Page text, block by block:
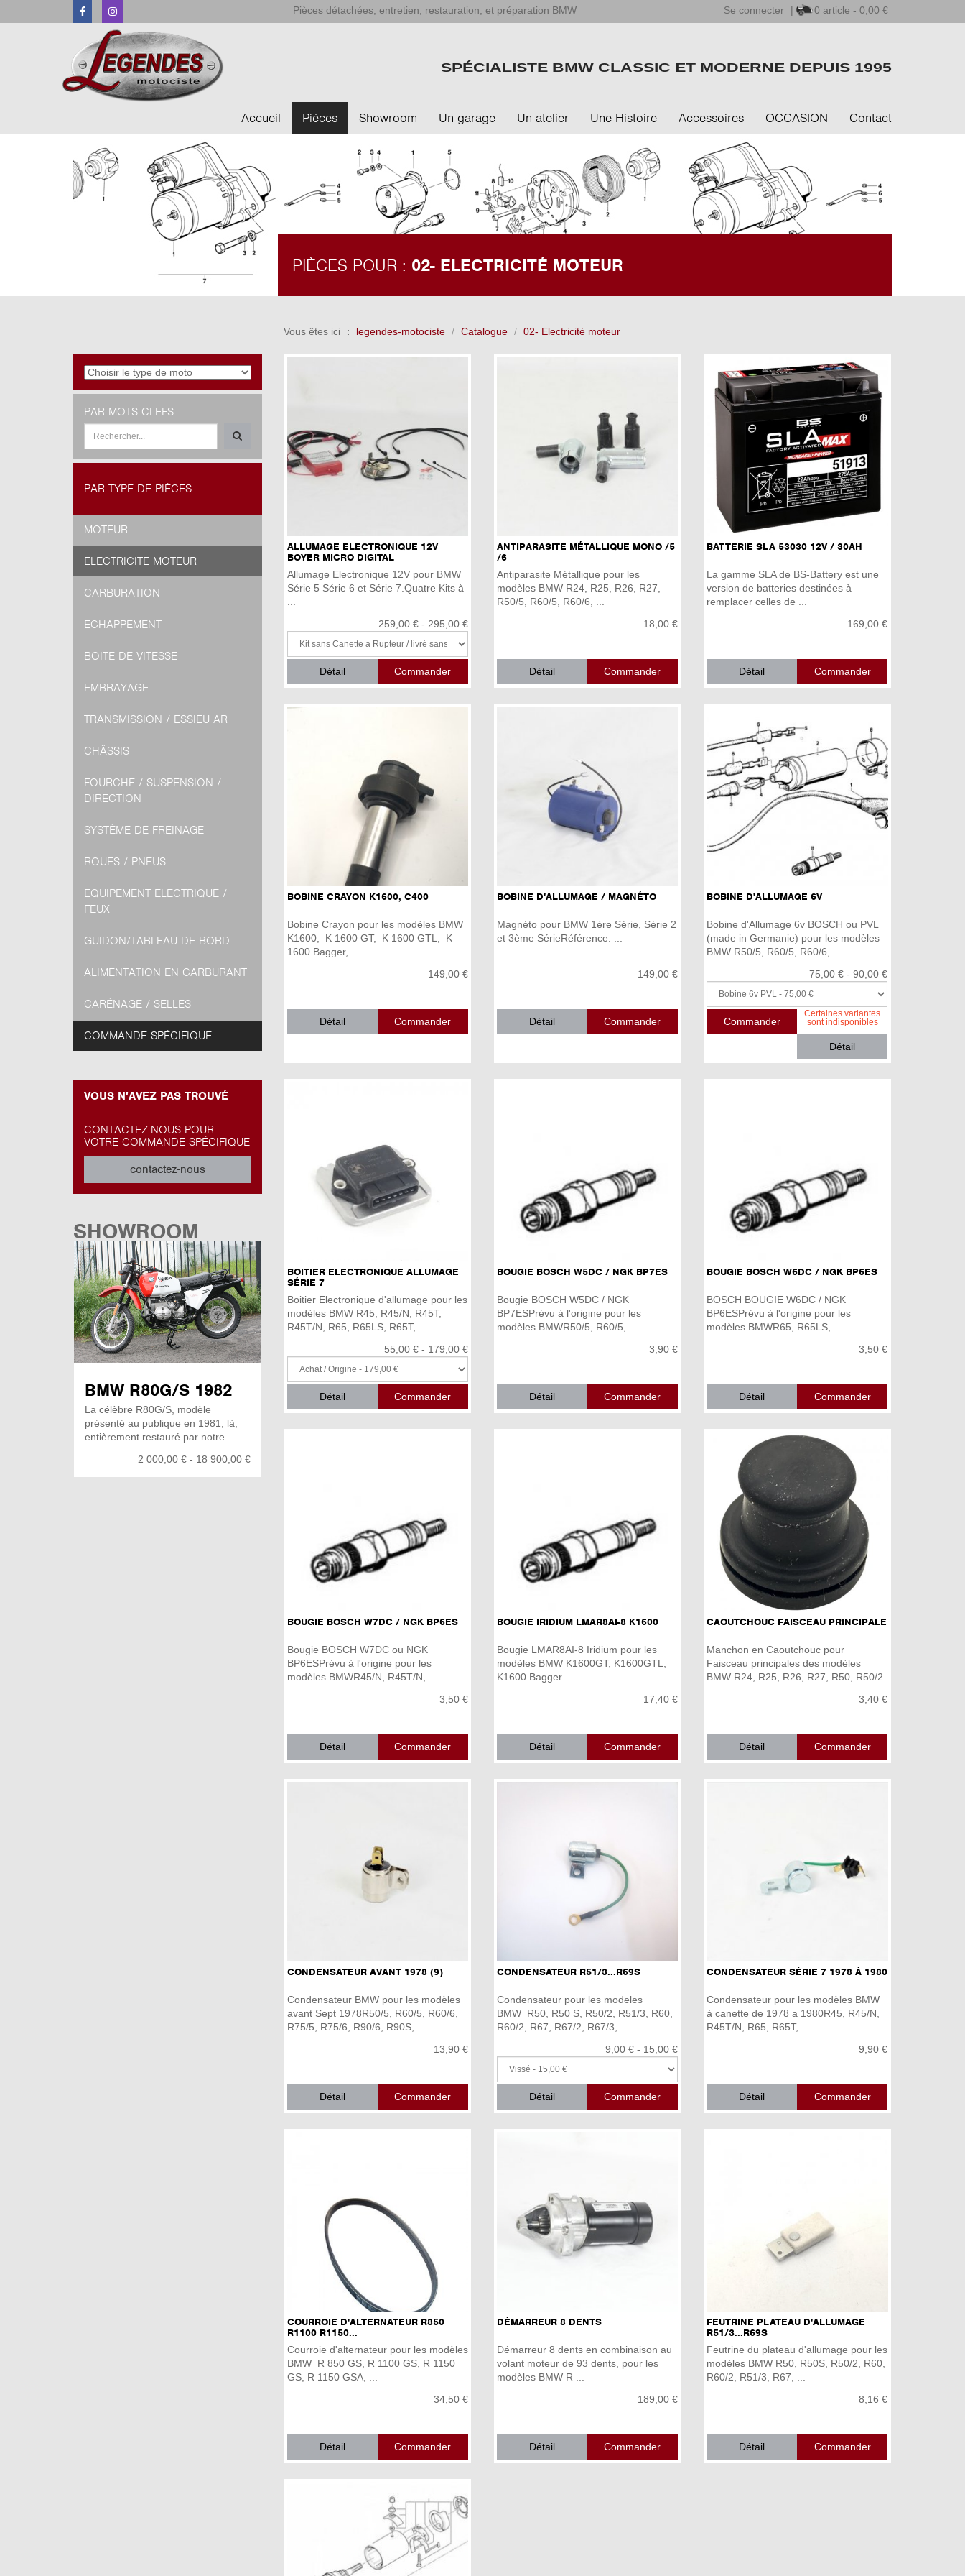
FacebookInstagram Pièces détachées, entretien, restauration, et préparation BMW Se connecter | 0 article - 0,00 €
SPÉCIALISTE BMW CLASSIC ET MODERNE DEPUIS 1995
Accueil Pièces Showroom Un garage Un atelier Une Histoire Accessoires OCCASION Contact
PIÈCES POUR : 02- ELECTRICITÉ MOTEUR
Vous êtes ici legendes-motociste Catalogue 02- Electricité moteur
ALLUMAGE ELECTRONIQUE 12V
BOYER MICRO DIGITAL
Allumage Electronique 12V pour BMW
Série 5 Série 6 et Série 7.Quatre Kits à
259,00 € - 295,00 €
Détail
ANTIPARASITE MÉTALLIQUE MONO /5
/6
Antiparasite Métallique pour les
modèles BMW R24, R25, R26, R27,
R50/5, R60/5, R60/6, ...
18,00 €
Détail
BATTERIE SLA 53030 12V / 30AH
La gamme SLA de BS-Battery est une
version de batteries destinées à
remplacer celles de ...
169,00 €
Détail
BOBINE CRAYON K1600, C400
Bobine Crayon pour les modèles BMW
K1600, K 1600 GT, K 1600 GTL, K
1600 Bagger, ...
149,00 €
Détail
BOBINE D'ALLUMAGE / MAGNÉTO
Magnéto pour BMW 1ère Série, Série 2
et 3ème SérieRéférence: ...
149,00 €
Détail
BOBINE D'ALLUMAGE 6V
Bobine d'Allumage 6v BOSCH ou PVL
(made in Germanie) pour les modèles
BMW R50/5, R60/5, R60/6, ...
75,00 € - 90,00 €
Certaines variantes
sont indisponibles
Détail
BOITIER ELECTRONIQUE ALLUMAGE
SÉRIE 7
Boitier Electronique d'allumage pour les
modèles BMW R45, R45/N, R45T,
R45T/N, R65, R65LS, R65T, ...
55,00 € - 179,00 €
Détail
BOUGIE BOSCH W5DC / NGK BP7ES
Bougie BOSCH W5DC / NGK
BP7ESPrévu à l'origine pour les
modèles BMWR50/5, R60/5, ...
3,90 €
Détail
BOUGIE BOSCH W6DC / NGK BP6ES
BOSCH BOUGIE W6DC / NGK
BP6ESPrévu à l'origine pour les
modèles BMWR65, R65LS, ...
3,50 €
Détail
BOUGIE BOSCH W7DC / NGK BP6ES
Bougie BOSCH W7DC ou NGK
BP6ESPrévu à l'origine pour les
modèles BMWR45/N, R45T/N, ...
3,50 €
Détail
BOUGIE IRIDIUM LMAR8AI-8 K1600
Bougie LMAR8AI-8 Iridium pour les
modèles BMW K1600GT, K1600GTL,
K1600 Bagger
17,40 €
Détail
CAOUTCHOUC FAISCEAU PRINCIPALE
Manchon en Caoutchouc pour
Faisceau principales des modèles
BMW R24, R25, R26, R27, R50, R50/2
3,40 €
Détail
CONDENSATEUR AVANT 1978 (9)
Condensateur BMW pour les modèles
avant Sept 1978R50/5, R60/5, R60/6,
R75/5, R75/6, R90/6, R90S, ...
13,90 €
Détail
CONDENSATEUR R51/3...R69S
Condensateur pour les modeles
BMW R50, R50 S, R50/2, R51/3, R60,
R60/2, R67, R67/2, R67/3, ...
9,00 € - 15,00 €
Détail
CONDENSATEUR SÉRIE 7 1978 À 1980
Condensateur pour les modèles BMW
à canette de 1978 a 1980R45, R45/N,
R45T/N, R65, R65T, ...
9,90 €
Détail
COURROIE D'ALTERNATEUR R850
R1100 R1150...
Courroie d'alternateur pour les modèles
BMW R 850 GS, R 1100 GS, R 1150
GS, R 1150 GSA, ...
34,50 €
Détail
DÉMARREUR 8 DENTS
Démarreur 8 dents en combinaison au
volant moteur de 93 dents, pour les
modèles BMW R ...
189,00 €
Détail
FEUTRINE PLATEAU D'ALLUMAGE
R51/3...R69S
Feutrine du plateau d'allumage pour les
modèles BMW R50, R50S, R50/2, R60,
R60/2, R51/3, R67, ...
8,16 €
Détail
PAR MOTS CLEFS
PAR TYPE DE PIÈCES
MOTEUR
ELECTRICITÉ MOTEUR
CARBURATION
ECHAPPEMENT
BOITE DE VITESSE
EMBRAYAGE
TRANSMISSION / ESSIEU AR
CHÂSSIS
FOURCHE / SUSPENSION /
DIRECTION
SYSTÈME DE FREINAGE
ROUES / PNEUS
EQUIPEMENT ELECTRIQUE /
FEUX
GUIDON/TABLEAU DE BORD
ALIMENTATION EN CARBURANT
CARÉNAGE / SELLES
COMMANDE SPÉCIFIQUE
VOUS N'AVEZ PAS TROUVÉ
CONTACTEZ-NOUS POUR
VOTRE COMMANDE SPÉCIFIQUE
contactez-nous
SHOWROOM
BMW R80G/S 1982
La célèbre R80G/S, modèle
présenté au publique en 1981, là,
entièrement restauré par notre
l'indique ;) Petit clin d'œil à la
première course du Rallye Paris-
2 000,00 € - 18 900,00 €